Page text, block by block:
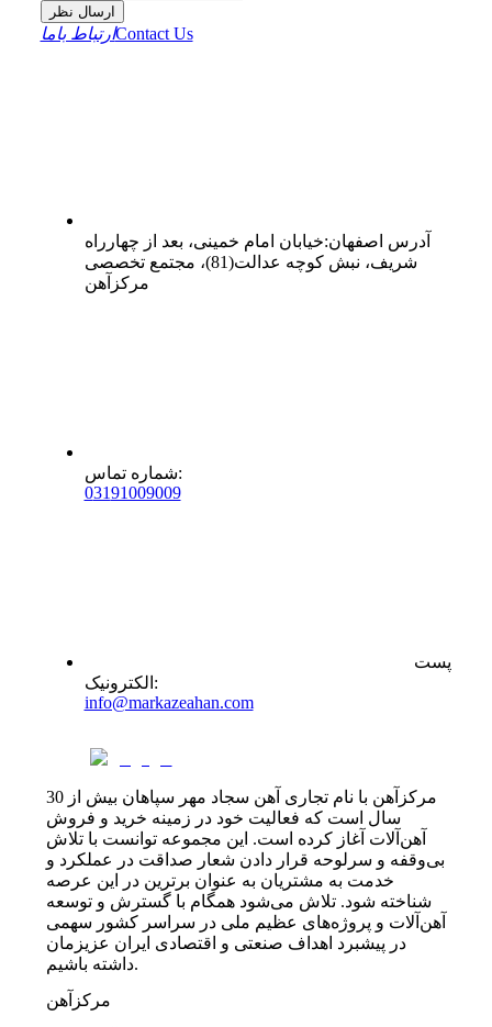
ارسال نظر
ارتباط باماContact Us
آدرس اصفهان:خیابان امام خمینی، بعد از چهارراه
شریف، نبش کوچه عدالت(81)، مجتمع تخصصی
مرکزآهن
شماره تماس:
03191009009
پست
الکترونیک :
info@markazeahan.com
مرکزآهن با نام تجاری آهن سجاد مهر سپاهان بیش از 30
سال است که فعالیت خود در زمینه خرید و فروش
آهن‌آلات آغاز کرده است. این مجموعه توانست با تلاش
بی‌وقفه و سرلوحه قرار دادن شعار صداقت در عملکرد و
خدمت به مشتریان به عنوان برترین در این عرصه
شناخته شود. تلاش می‌شود همگام با گسترش و توسعه
آهن‌آلات و پروژه‌های عظیم ملی در سراسر کشور سهمی
در پیشبرد اهداف صنعتی و اقتصادی ایران عزیزمان
داشته باشیم.
مرکزآهن